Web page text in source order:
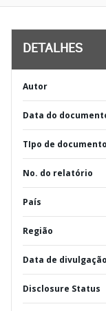
DETALHES
Autor
Data do
TIpo de documento
No. do relatório
País
Região
Data de divulgação
Disclosure Status